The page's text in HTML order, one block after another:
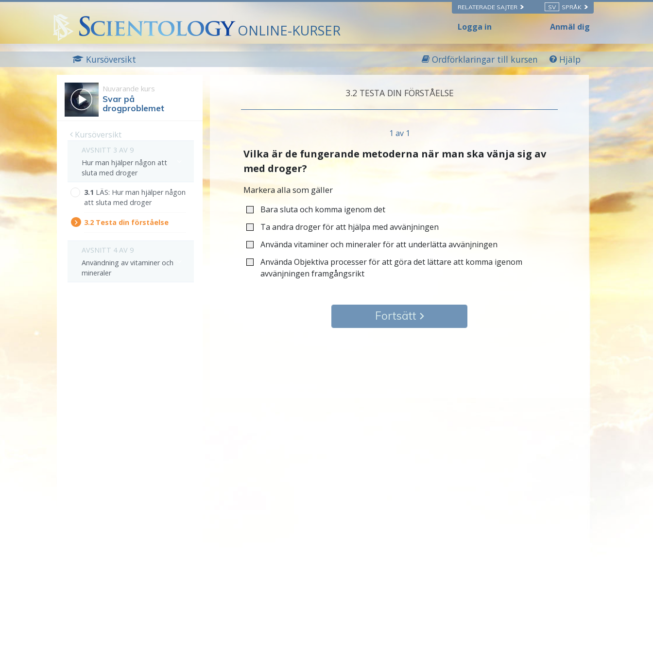
RELATERADE SAJTER SV SPRÅK
ONLINE-KURSER Logga in Anmäl dig
Kursöversikt Ordförklaringar till kursen Hjälp
Nuvarande kurs
Svar på
drogproblemet
Kursöversikt
AVSNITT 3 AV 9
Hur man hjälper någon att
sluta med droger
3.‎1 LÄS: Hur man hjälper någon
att sluta med droger
3.‎2 Testa din förståelse
AVSNITT 4 AV 9
Användning av vitaminer och
mineraler
3.‎2 TESTA DIN FÖRSTÅELSE
1 av 1
Vilka är de fungerande metoderna när man ska vänja sig av
med droger?
Markera alla som gäller
Bara sluta och komma igenom det
Ta andra droger för att hjälpa med avvänjningen
Använda vitaminer och mineraler för att underlätta avvänjningen
Använda Objektiva processer för att göra det lättare att komma igenom
avvänjningen framgångsrikt
Fortsätt